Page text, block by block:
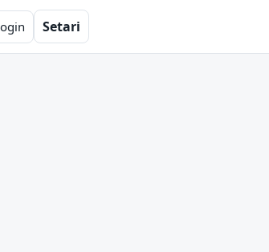
Setari